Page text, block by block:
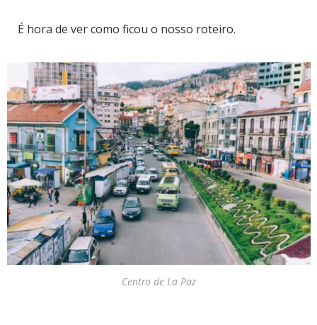
É hora de ver como ficou o nosso roteiro.
Centro de La Paz